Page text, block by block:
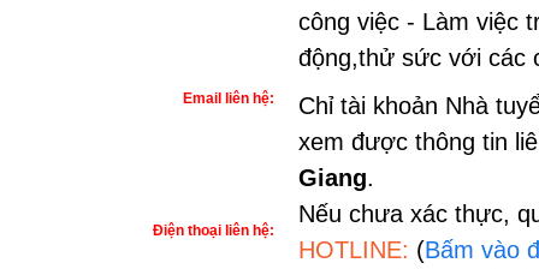
công việc - Làm việc
động,thử sức với các
Email liên hệ:
Chỉ tài khoản Nhà
xem được thông tin
Giang.
Nếu chưa xác thực,
HOTLINE: (Bấm vào
Điện thoại liên hệ: